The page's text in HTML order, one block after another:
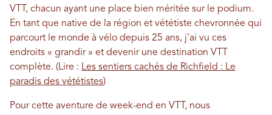
VTT, chacun ayant une place bien méritée sur le podium.
En tant que native de la région et vététiste chevronnée qui
parcourt le monde à vélo depuis 25 ans, j'ai vu ces
endroits « grandir » et devenir une destination VTT
complète. (Lire : Les sentiers cachés de Richfield : Le
paradis des vététistes)
Pour cette aventure de week-end en VTT, nous